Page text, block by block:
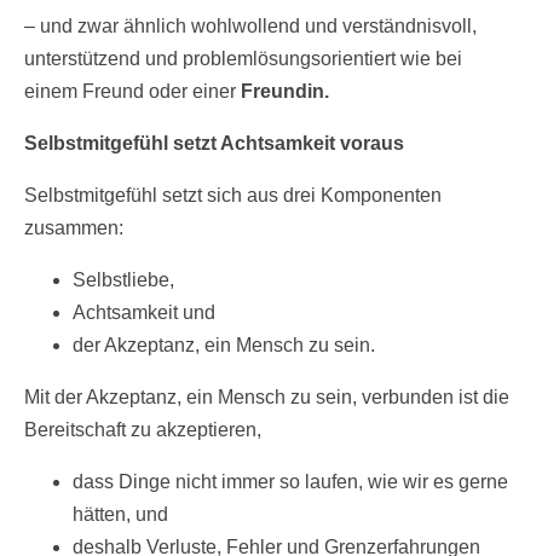
– und zwar ähnlich wohlwollend und verständnisvoll,
unterstützend und problemlösungsorientiert wie bei
einem Freund oder einer Freundin.
Selbstmitgefühl setzt Achtsamkeit voraus
Selbstmitgefühl setzt sich aus drei Komponenten
zusammen:
Selbstliebe,
Achtsamkeit und
der Akzeptanz, ein Mensch zu sein.
Mit der Akzeptanz, ein Mensch zu sein, verbunden ist die
Bereitschaft zu akzeptieren,
dass Dinge nicht immer so laufen, wie wir es gerne
hätten, und
deshalb Verluste, Fehler und Grenzerfahrungen